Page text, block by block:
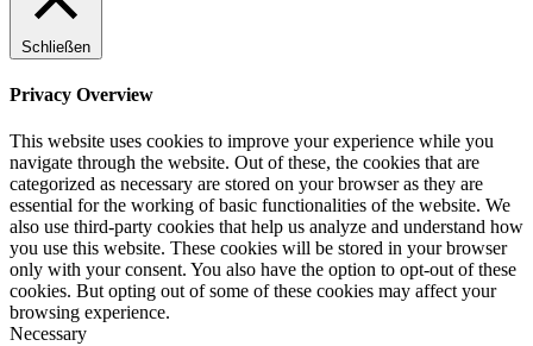
Schließen
Privacy Overview
This website uses cookies to improve your experience while you
navigate through the website. Out of these, the cookies that are
categorized as necessary are stored on your browser as they are
essential for the working of basic functionalities of the website. We
also use third-party cookies that help us analyze and understand how
you use this website. These cookies will be stored in your browser
only with your consent. You also have the option to opt-out of these
cookies. But opting out of some of these cookies may affect your
browsing experience.
Necessary